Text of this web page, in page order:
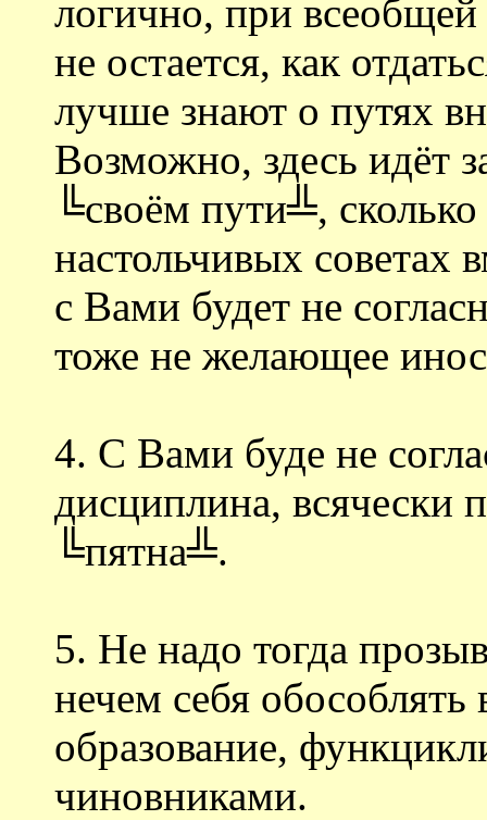
логично, при всеобщей
не остается, как
лучше знают о путях
Возможно, здесь идёт
╚своём пути╩,
настольчивых советах
с Вами будет не
тоже не желающее
4. С Вами буде не
дисциплина,
╚пятна╩.
5. Не надо тогда
нечем себя обособлять
образование,
чиновниками.